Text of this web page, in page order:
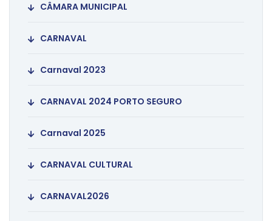
CÂMARA MUNICIPAL
CARNAVAL
Carnaval 2023
CARNAVAL 2024 PORTO SEGURO
Carnaval 2025
CARNAVAL CULTURAL
CARNAVAL2026